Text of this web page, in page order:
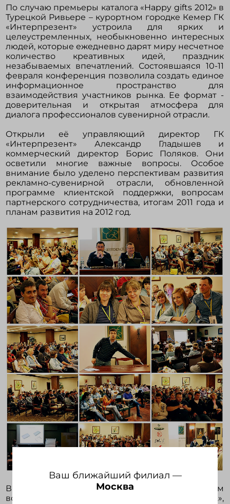
Ваш ближайший филиал —
Москва
По случаю премьеры каталога «Happy gifts 2012» в
Турецкой Ривьере – курортном городке Кемер ГК
«Интерпрезент» устроила для ярких и
целеустремленных, необыкновенно интересных
людей, которые ежедневно дарят миру несчетное
количество креативных идей, праздник
незабываемых впечатлений. Состоявшаяся 10-11
февраля конференция позволила создать единое
информационное пространство для
взаимодействия участников рынка. Ее формат -
доверительная и открытая атмосфера для
диалога профессионалов сувенирной отрасли.
Открыли её управляющий директор ГК
«Интерпрезент» Александр Гладышев и
коммерческий директор Борис Поляков. Они
осветили многие важные вопросы. Особое
внимание было уделено перспективам развития
рекламно-сувенирной отрасли, обновленной
программе клиентской поддержки, вопросам
партнерского сотрудничества, итогам 2011 года и
планам развития на 2012 год.
В своем выступление они доверили участникам
все тайны нового каталога «Happy gifts 2012»,